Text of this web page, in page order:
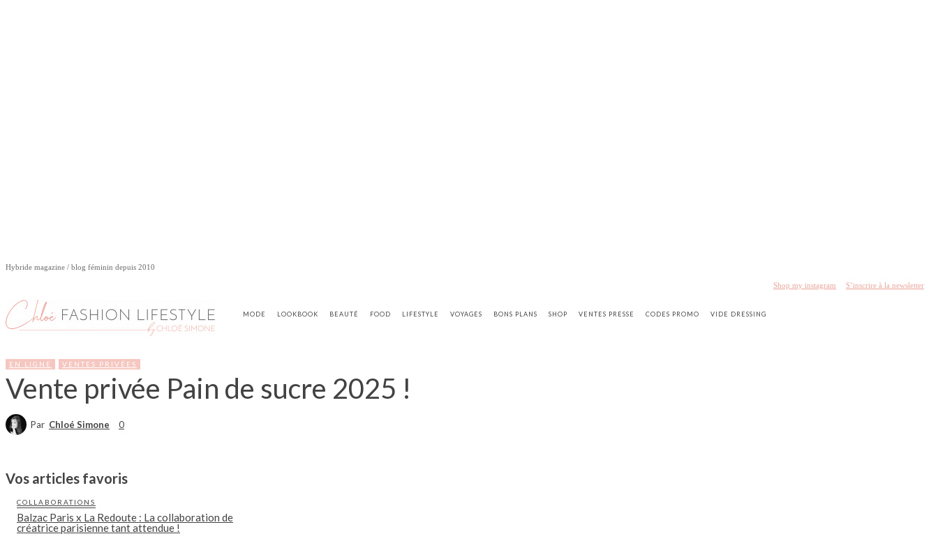
Hybride magazine / blog féminin depuis 2010
Shop my instagram S’inscrire à la newsletter
MODE LOOKBOOK BEAUTÉ FOOD LIFESTYLE VOYAGES BONS PLANS SHOP VENTES PRESSE CODES PROMO VIDE DRESSING
EN LIGNE VENTES PRIVÉES
Vente privée Pain de sucre 2025 !
Par Chloé Simone 0
Vos articles favoris
COLLABORATIONS
Balzac Paris x La Redoute : La collaboration de
créatrice parisienne tant attendue !